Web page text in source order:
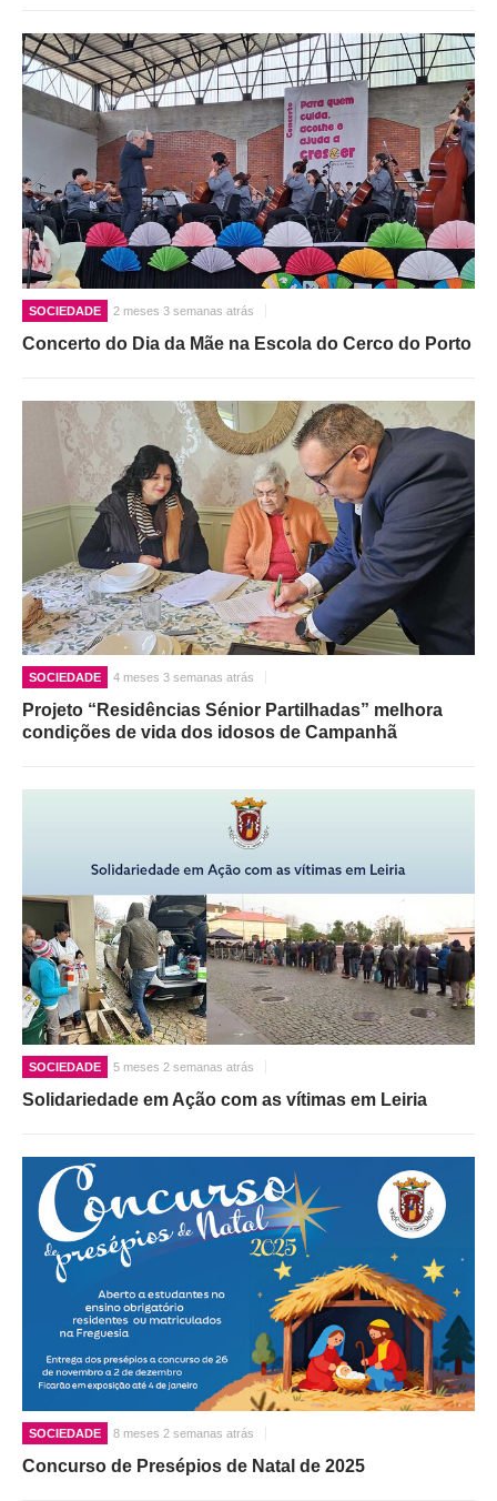
SOCIEDADE 2 meses 3 semanas atrás
Concerto do Dia da Mãe na Escola do Cerco do Porto
SOCIEDADE 4 meses 3 semanas atrás
Projeto “Residências Sénior Partilhadas” melhora
condições de vida dos idosos de Campanhã
SOCIEDADE 5 meses 2 semanas atrás
Solidariedade em Ação com as vítimas em Leiria
SOCIEDADE 8 meses 2 semanas atrás
Concurso de Presépios de Natal de 2025